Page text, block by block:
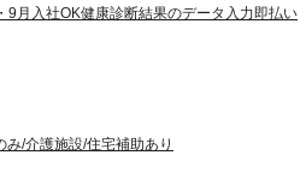
9月入社OK健康診断結果のデータ入力即払い
み/介護施設/住宅補助あり